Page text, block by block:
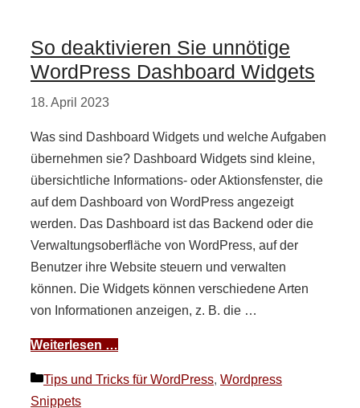
So deaktivieren Sie unnötige
WordPress Dashboard Widgets
18. April 2023
Was sind Dashboard Widgets und welche Aufgaben
übernehmen sie? Dashboard Widgets sind kleine,
übersichtliche Informations- oder Aktionsfenster, die
auf dem Dashboard von WordPress angezeigt
werden. Das Dashboard ist das Backend oder die
Verwaltungsoberfläche von WordPress, auf der
Benutzer ihre Website steuern und verwalten
können. Die Widgets können verschiedene Arten
von Informationen anzeigen, z. B. die …
Weiterlesen …
Kategorien
Tips und Tricks für WordPress, Wordpress
Snippets